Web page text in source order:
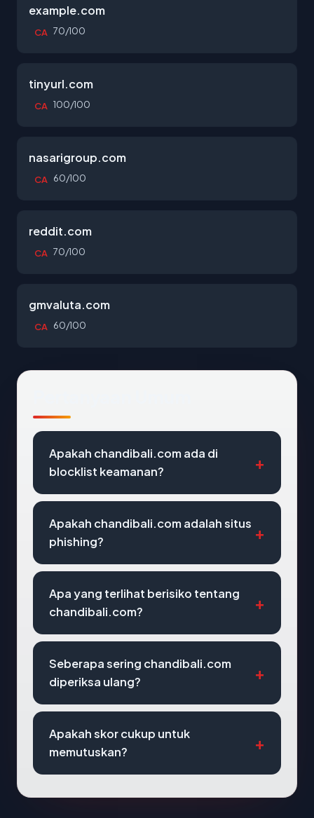
example.com
CA 70/100
tinyurl.com
CA 100/100
nasarigroup.com
CA 60/100
reddit.com
CA 70/100
gmvaluta.com
CA 60/100
Apakah chandibali.com ada di
blocklist keamanan?
Apakah chandibali.com adalah situs
phishing?
Apa yang terlihat berisiko tentang
chandibali.com?
Seberapa sering chandibali.com
diperiksa ulang?
Apakah skor cukup untuk
memutuskan?